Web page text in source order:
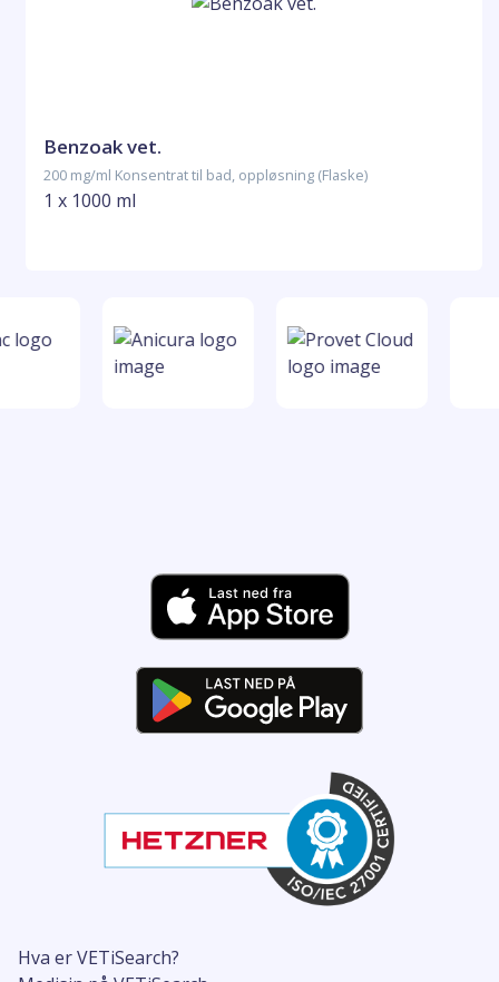
Benzoak vet.
200 mg/ml Konsentrat til bad, oppløsning (Flaske)
1 x 1000 ml
Hva er VETiSearch?